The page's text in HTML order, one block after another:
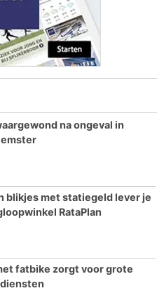
na ongeval in
blikjes met statiegeld lever je
RataPlan
fatbike zorgt voor grote